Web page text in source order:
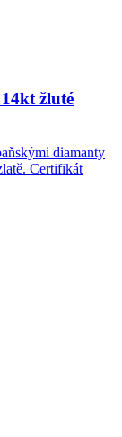
žluté
diamanty
Certifikát